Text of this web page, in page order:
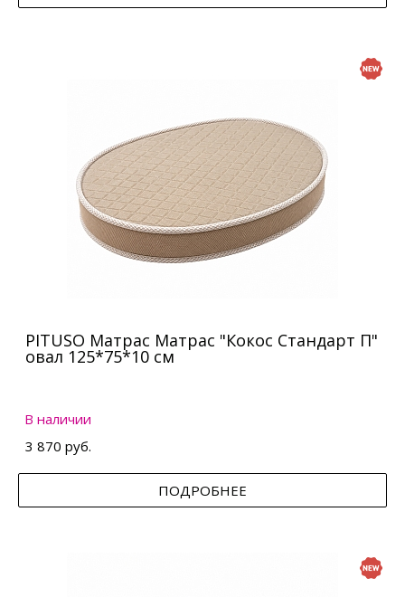
PITUSO Матрас Матрас "Кокос Стандарт П"
овал 125*75*10 см
В наличии
3 870 руб.
ПОДРОБНЕЕ